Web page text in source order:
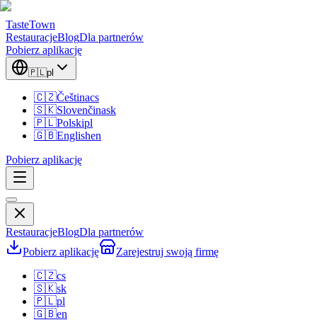
TasteTown
RestauracjeBlogDla partnerów
Pobierz aplikację
🇵🇱pl
🇨🇿Češtinacs
🇸🇰Slovenčinask
🇵🇱Polskipl
🇬🇧Englishen
Pobierz aplikację
RestauracjeBlogDla partnerów
Pobierz aplikację
Zarejestruj swoją firmę
🇨🇿cs
🇸🇰sk
🇵🇱pl
🇬🇧en